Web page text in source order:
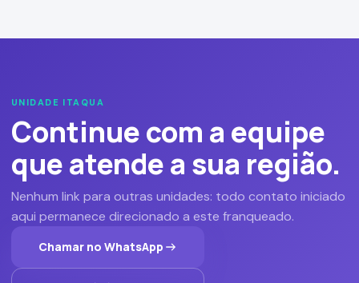
UNIDADE ITAQUA
Continue com a equipe
que atende a sua região.
Nenhum link para outras unidades: todo contato iniciado
aqui permanece direcionado a este franqueado.
Chamar no WhatsApp